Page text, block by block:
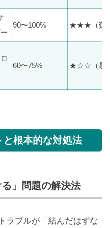
90〜100% ★★★（難
60〜75% ★☆☆（易
と根本的な対処法
る」問題の解決法
ラブルが「結んだはずな